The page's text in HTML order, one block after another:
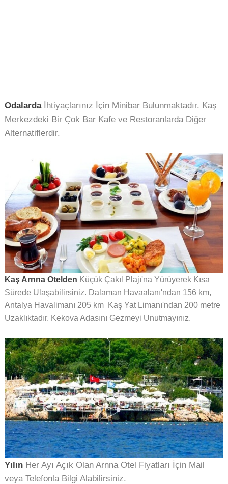
Odalardaİhtiyaçlarınız İçin Minibar Bulunmaktadır. Kaş
Merkezdeki Bir Çok Bar Kafe ve Restoranlarda Diğer
Alternatiflerdir.
Kaş Arnna Otelden Küçük Çakıl Plajı'na Yürüyerek Kısa
Sürede Ulaşabilirsiniz. Dalaman Havaalanı'ndan 156 km,
Antalya Havalimanı 205 km Kaş Yat Limanı'ndan 200 metre
Uzaklıktadır. Kekova Adasını Gezmeyi Unutmayınız.
Yılın Her Ayı Açık Olan Arnna Otel Fiyatları İçin Mail
veya Telefonla Bilgi Alabilirsiniz.